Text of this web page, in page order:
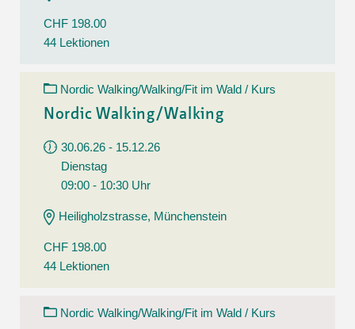
CHF 198.00
44 Lektionen
Nordic Walking/Walking/Fit im Wald / Kurs
Nordic Walking/Walking
30.06.26 - 15.12.26
Dienstag
09:00 - 10:30 Uhr
Heiligholzstrasse, Münchenstein
CHF 198.00
44 Lektionen
Nordic Walking/Walking/Fit im Wald / Kurs